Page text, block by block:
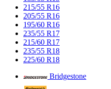
215/55 R16
205/55 R16
195/60 R16
235/55 R17
215/60 R17
235/55 R18
225/60 R18
Bridgestone